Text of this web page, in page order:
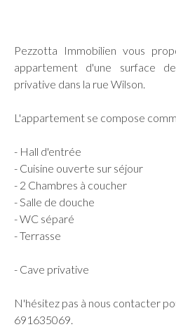
Pezzotta Immobilien vous
appartement d'une surface
privative dans la rue Wilson.
L'appartement se compose
- Hall d'entrée
- Cuisine ouverte sur séjour
- 2 Chambres à coucher
- Salle de douche
- WC séparé
- Terrasse
- Cave privative
N'hésitez pas à nous contacter
691635069.